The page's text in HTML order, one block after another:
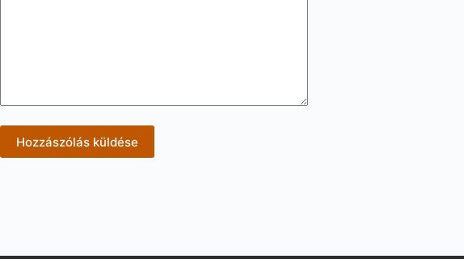
Hozzászólás küldése